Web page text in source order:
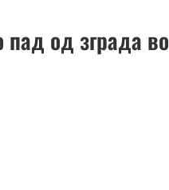
од зграда во